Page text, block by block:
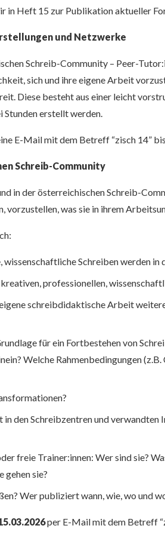
in Heft 15 zur Publikation aktueller
und Netzwerke
Schreib-Community – Peer-
sich und ihre eigene Arbeit
Diese besteht aus einer leicht
erstellt werden.
E-Mail mit dem Betreff “zisch 14” bis
Schreib-Community
in der österreichischen Schreib-
was sie in ihrem
Schreiben werden in
professionellen,
schreibdidaktische Arbeit
für ein Fortbestehen von
Welche Rahmenbedingungen
den Schreibzentren und verwandten
freie Trainer:innen: Wer sind sie?
gehen sie?
Wer publiziert wann, wie, wo und
per E-Mail mit dem Betreff